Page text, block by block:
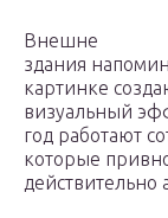
Внешне
здания
картинке
визуальный
год работают
которые
действительно